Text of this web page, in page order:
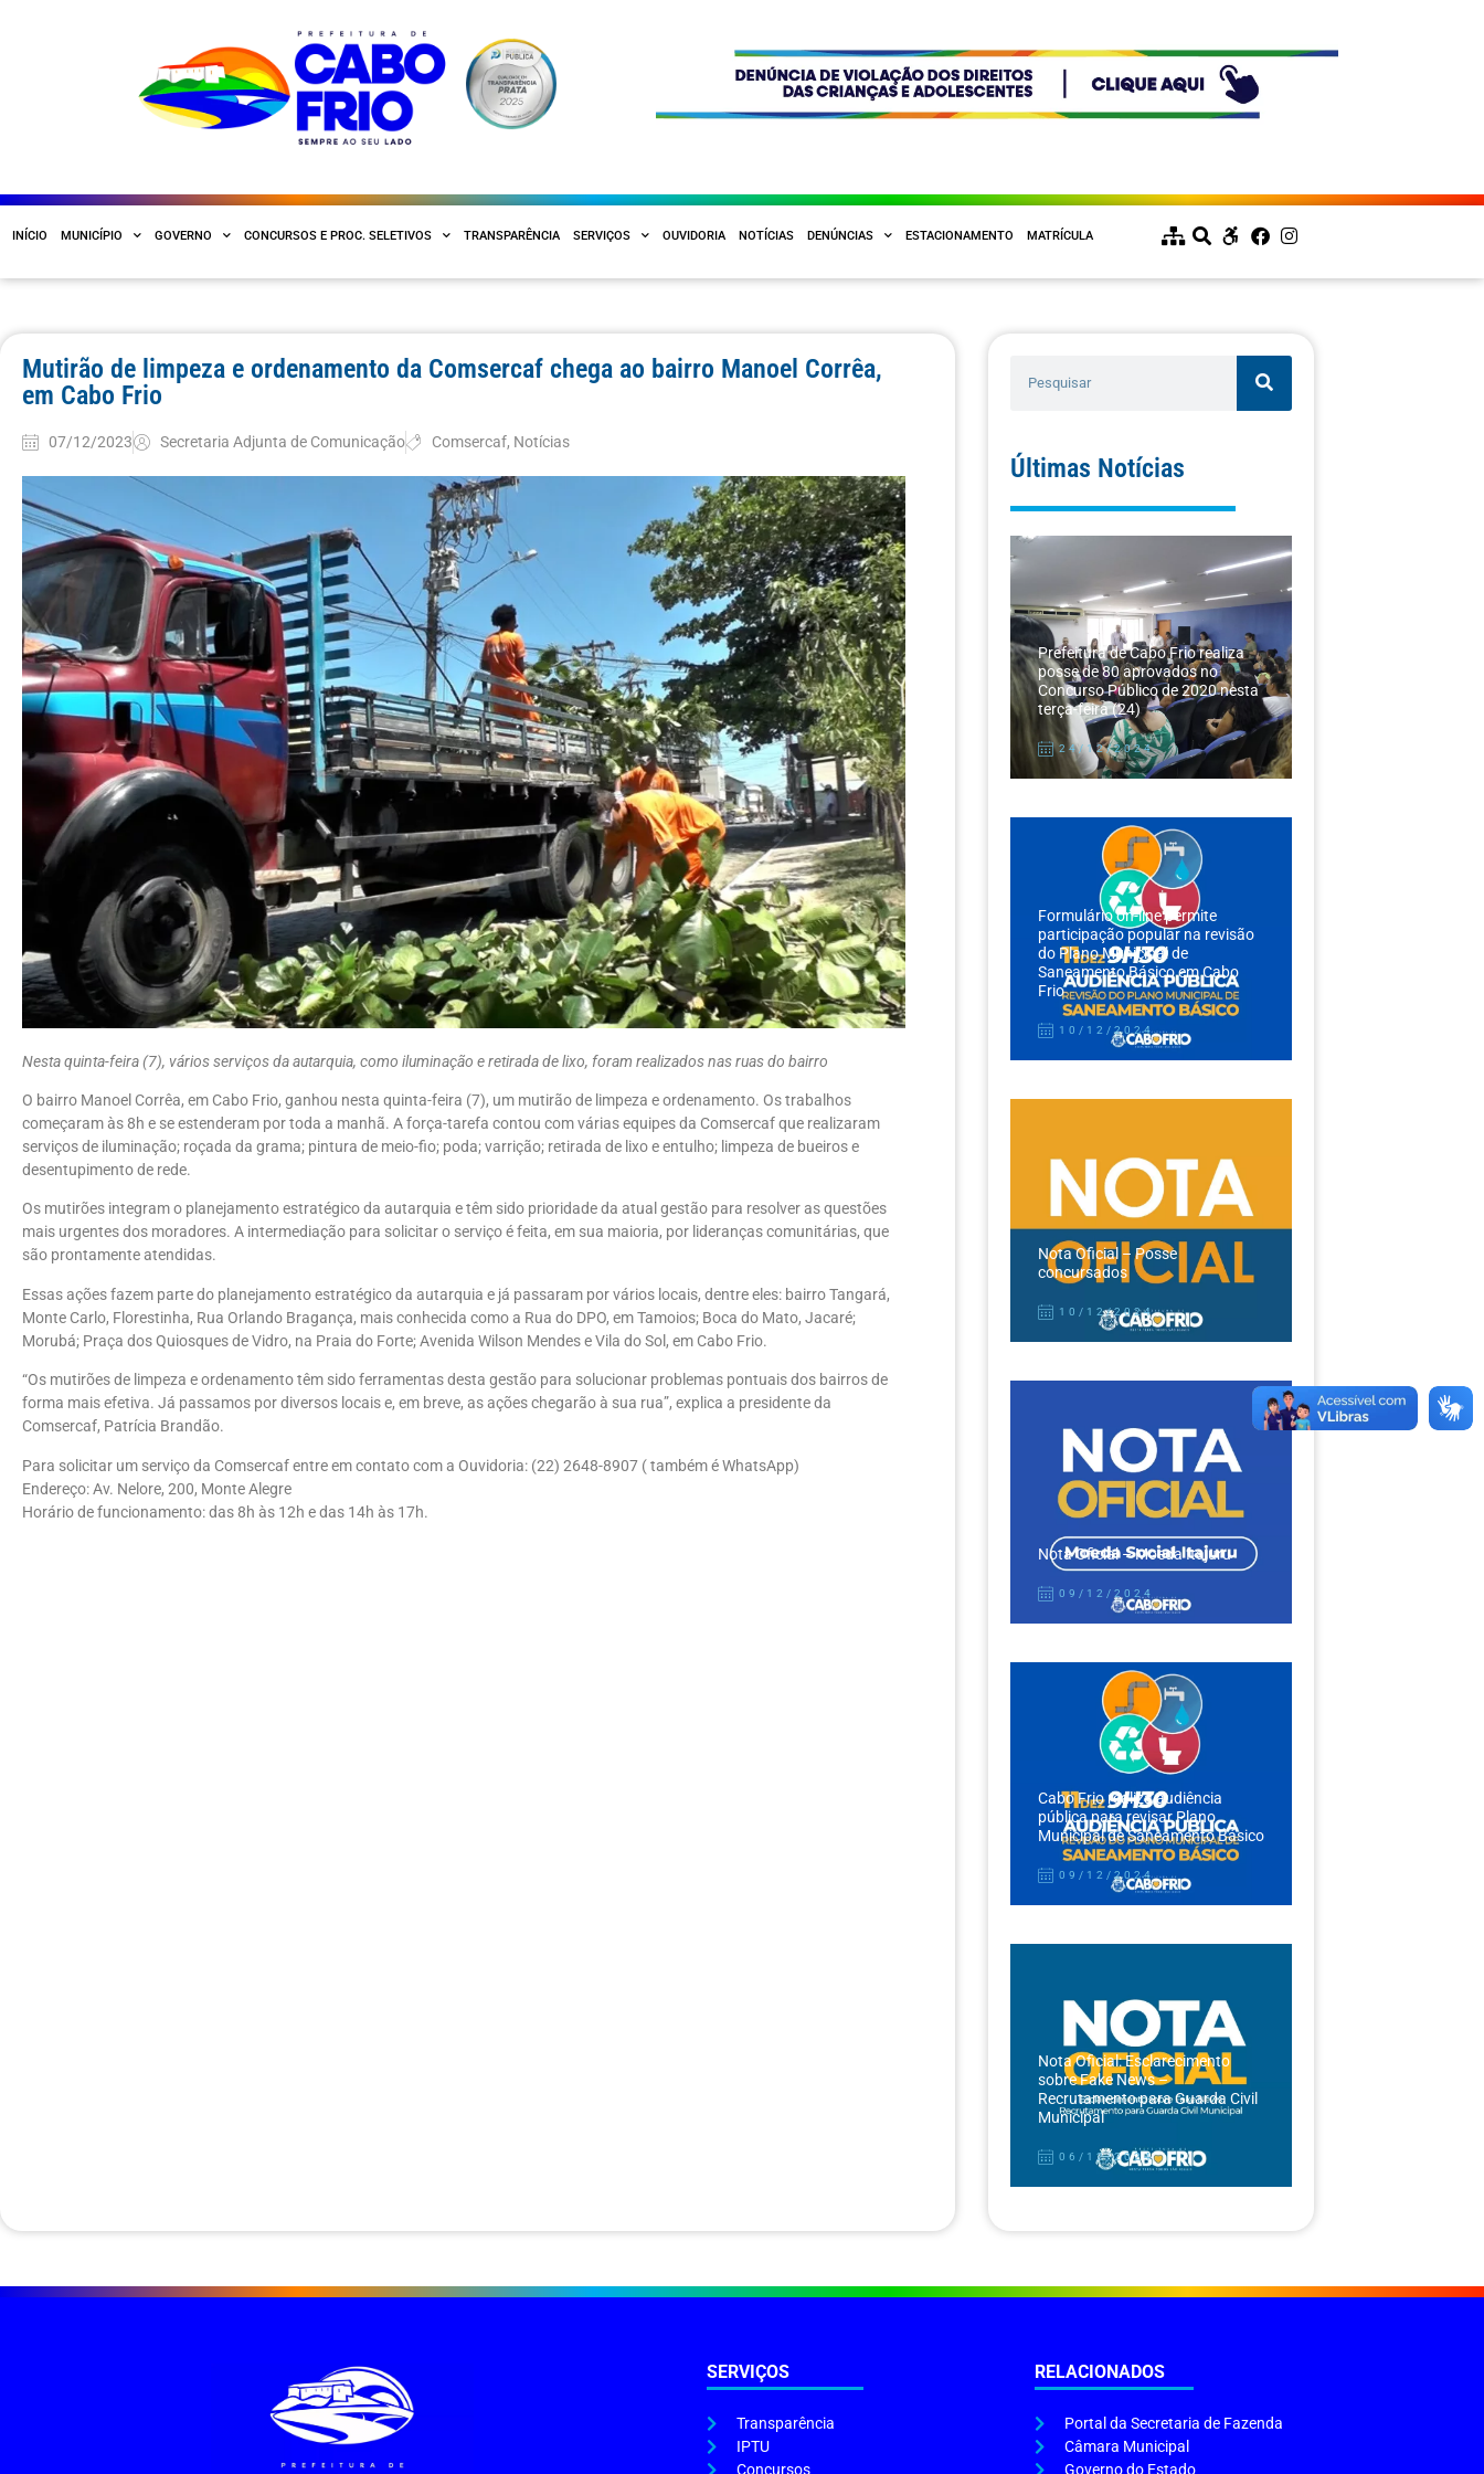
INÍCIO MUNICÍPIO GOVERNO CONCURSOS E PROC. SELETIVOS TRANSPARÊNCIA SERVIÇOS OUVIDORIA NOTÍCIAS DENÚNCIAS ESTACIONAMENTO MATRÍCULA
Mutirão de limpeza e ordenamento da Comsercaf chega ao bairro Manoel Corrêa,
em Cabo Frio
07/12/2023 Secretaria Adjunta de Comunicação Comsercaf, Notícias
Nesta quinta-feira (7), vários serviços da autarquia, como iluminação e retirada de lixo, foram realizados nas ruas do bairro
O bairro Manoel Corrêa, em Cabo Frio, ganhou nesta quinta-feira (7), um mutirão de limpeza e ordenamento. Os trabalhos
começaram às 8h e se estenderam por toda a manhã. A força-tarefa contou com várias equipes da Comsercaf que realizaram
serviços de iluminação; roçada da grama; pintura de meio-fio; poda; varrição; retirada de lixo e entulho; limpeza de bueiros e
desentupimento de rede.
Os mutirões integram o planejamento estratégico da autarquia e têm sido prioridade da atual gestão para resolver as questões
mais urgentes dos moradores. A intermediação para solicitar o serviço é feita, em sua maioria, por lideranças comunitárias, que
são prontamente atendidas.
Essas ações fazem parte do planejamento estratégico da autarquia e já passaram por vários locais, dentre eles: bairro Tangará,
Monte Carlo, Florestinha, Rua Orlando Bragança, mais conhecida como a Rua do DPO, em Tamoios; Boca do Mato, Jacaré;
Morubá; Praça dos Quiosques de Vidro, na Praia do Forte; Avenida Wilson Mendes e Vila do Sol, em Cabo Frio.
“Os mutirões de limpeza e ordenamento têm sido ferramentas desta gestão para solucionar problemas pontuais dos bairros de
forma mais efetiva. Já passamos por diversos locais e, em breve, as ações chegarão à sua rua”, explica a presidente da
Comsercaf, Patrícia Brandão.
Para solicitar um serviço da Comsercaf entre em contato com a Ouvidoria: (22) 2648-8907 ( também é WhatsApp)
Endereço: Av. Nelore, 200, Monte Alegre
Horário de funcionamento: das 8h às 12h e das 14h às 17h.
Últimas Notícias
Prefeitura de Cabo Frio realiza
posse de 80 aprovados no
Concurso Público de 2020 nesta
terça-feira (24)
24/12/2024
Formulário on-line permite
participação popular na revisão
do Plano Municipal de
Saneamento Básico em Cabo
Frio
10/12/2024
Nota Oficial – Posse
concursados
10/12/2024
Nota Oficial – Moeda Itajuru
09/12/2024
Cabo Frio realiza audiência
pública para revisar Plano
Municipal de Saneamento Básico
09/12/2024
Nota Oficial: Esclarecimento
sobre Fake News –
Recrutamento para Guarda Civil
Municipal
06/12/2024
SERVIÇOS
Transparência
IPTU
Concursos
RELACIONADOS
Portal da Secretaria de Fazenda
Câmara Municipal
Governo do Estado